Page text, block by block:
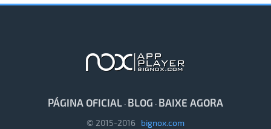
PÁGINA OFICIAL · BLOG · BAIXE AGORA
© 2015-2016 bignox.com